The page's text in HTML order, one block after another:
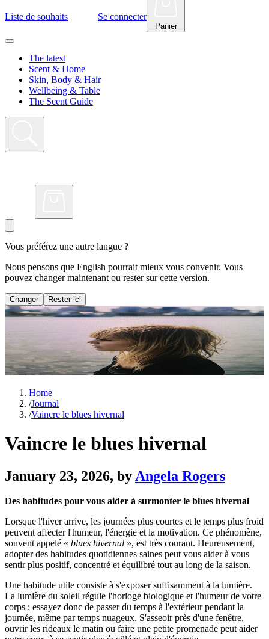
Liste de souhaits Se connecter
Panier
The latest
Scent & Home
Skin, Body & Hair
Wellbeing & Table
The Scent Guide
Vous préférez une autre langue ?
Nous pensons que English pourrait mieux vous convenir. Vous
pouvez changer maintenant ou rester sur cette version.
Changer Rester ici
Home
/Journal
/Vaincre le blues hivernal
Vaincre le blues hivernal
January 23, 2026, by Angela Rogers
Des habitudes pour vous aider à surmonter le blues hivernal
Lorsque l'hiver arrive, les journées plus courtes et le temps plus froid
peuvent affecter l'humeur, l'énergie et la motivation. Ce phénomène,
souvent appelé « blues hivernal », est très courant. Heureusement,
adopter des habitudes quotidiennes saines peut vous aider à vous
sentir plus positif, concentré et équilibré tout au long de la saison.
Une habitude utile consiste à s'exposer suffisamment à la lumière.
La lumière du soleil régule l'horloge biologique et l'humeur de votre
corps ; essayez donc de passer du temps à l'extérieur pendant la
journée, même par temps nuageux. S'asseoir près d'une fenêtre,
ouvrir les rideaux le matin ou faire une petite promenade peut aider